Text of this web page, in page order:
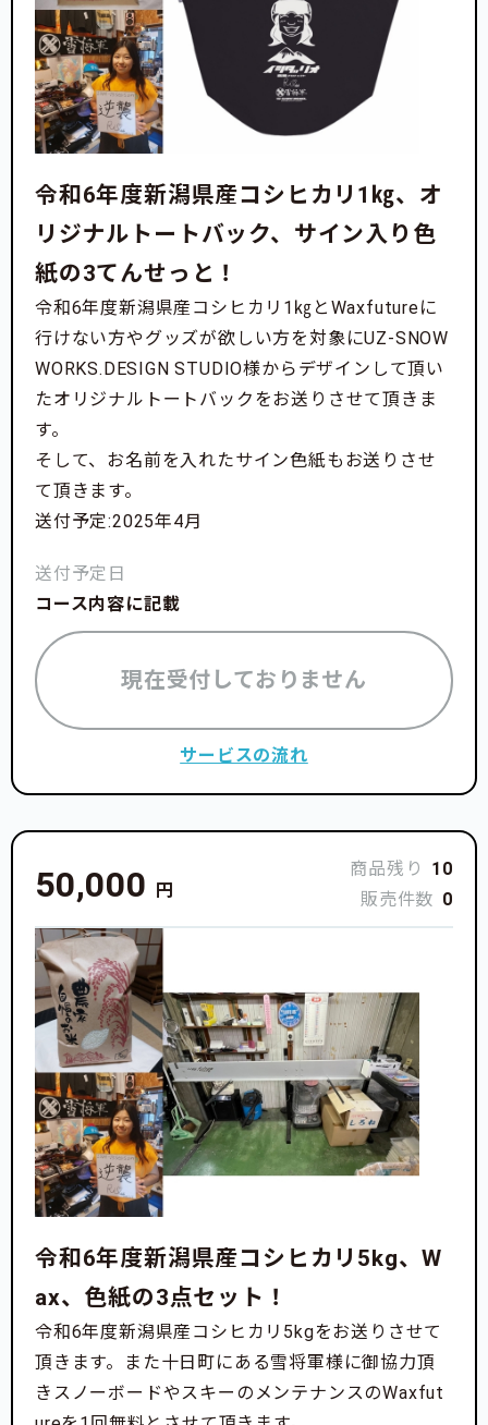
令和6年度新潟県産コシヒカリ1㎏、オ
リジナルトートバック、サイン入り色
紙の3てんせっと！
令和6年度新潟県産コシヒカリ1㎏とWaxfutureに
行けない方やグッズが欲しい方を対象にUZ-SNOW
WORKS.DESIGN STUDIO様からデザインして頂い
たオリジナルトートバックをお送りさせて頂きま
す。
そして、お名前を入れたサイン色紙もお送りさせ
て頂きます。
送付予定:2025年4月
送付予定日
コース内容に記載
現在受付しておりません
サービスの流れ
50,000 円
商品残り
10
販売件数 0
令和6年度新潟県産コシヒカリ5kg、W
ax、色紙の3点セット！
令和6年度新潟県産コシヒカリ5kgをお送りさせて
頂きます。また十日町にある雪将軍様に御協力頂
きスノーボードやスキーのメンテナンスのWaxfut